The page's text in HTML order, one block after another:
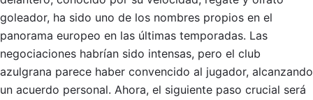
goleador, ha sido uno de los nombres propios en el
panorama europeo en las últimas temporadas. Las
negociaciones habrían sido intensas, pero el club
azulgrana parece haber convencido al jugador, alcanzando
un acuerdo personal. Ahora, el siguiente paso crucial será